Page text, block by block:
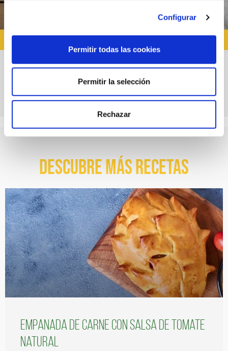
Configurar
Permitir todas las cookies
Permitir la selección
Rechazar
RECETAS CON SALSA MIEL MOSTAZA
Tartar de salmón y aguacate con salsa de
miel y mostaza Choví
Descubre más recetas
Empanada de carne con salsa de tomate
natural